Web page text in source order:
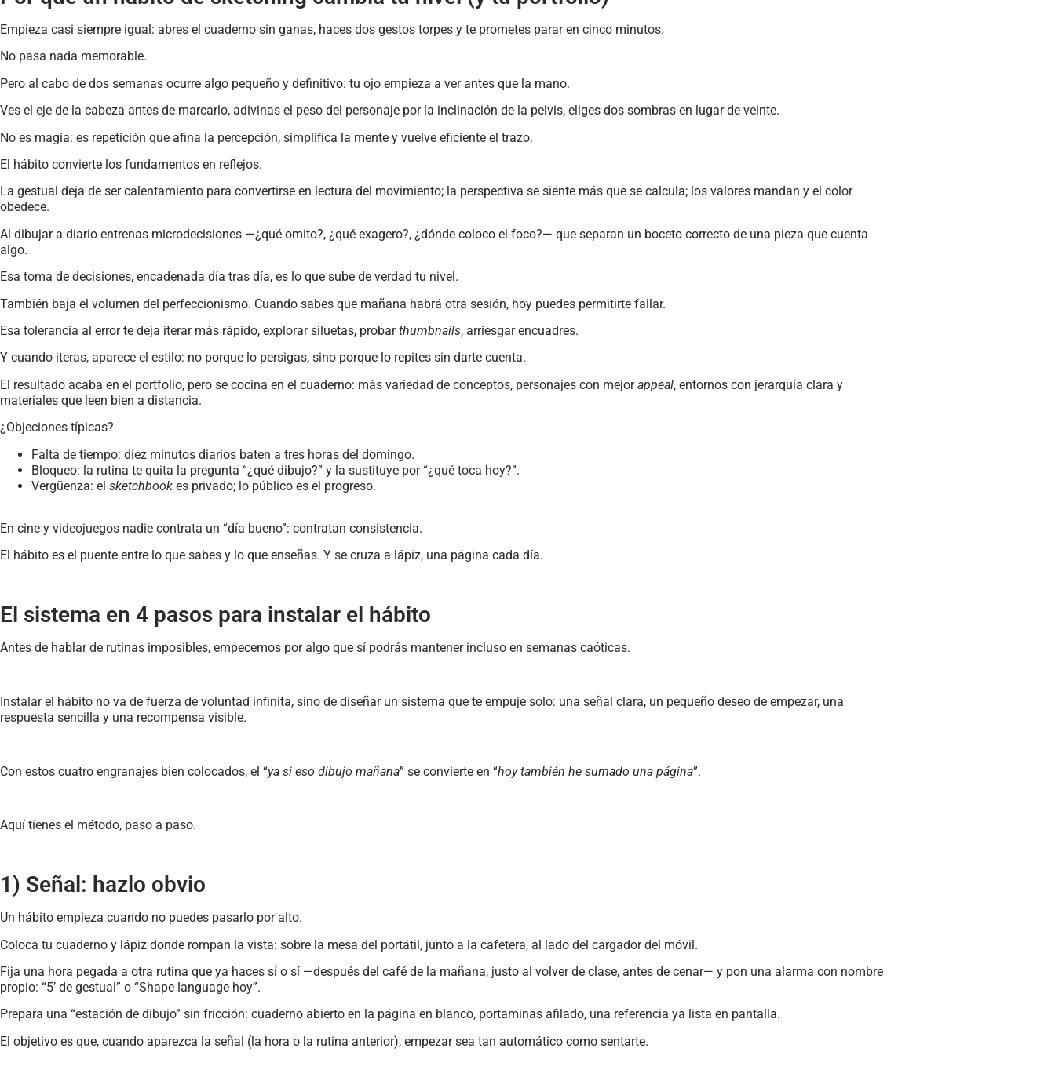
Empieza casi siempre igual: abres el cuaderno sin ganas, haces dos gestos torpes y te prometes parar en cinco minutos.
No pasa nada memorable.
Pero al cabo de dos semanas ocurre algo pequeño y definitivo: tu ojo empieza a ver antes que la mano.
Ves el eje de la cabeza antes de marcarlo, adivinas el peso del personaje por la inclinación de la pelvis, eliges dos sombras en lugar de veinte.
No es magia: es repetición que afina la percepción, simplifica la mente y vuelve eficiente el trazo.
El hábito convierte los fundamentos en reflejos.
La gestual deja de ser calentamiento para convertirse en lectura del movimiento; la perspectiva se siente más que se calcula; los valores mandan y el color
obedece.
Al dibujar a diario entrenas microdecisiones —¿qué omito?, ¿qué exagero?, ¿dónde coloco el foco?— que separan un boceto correcto de una pieza que cuenta
algo.
Esa toma de decisiones, encadenada día tras día, es lo que sube de verdad tu nivel.
También baja el volumen del perfeccionismo. Cuando sabes que mañana habrá otra sesión, hoy puedes permitirte fallar.
Esa tolerancia al error te deja iterar más rápido, explorar siluetas, probarthumbnails, arriesgar encuadres.
Y cuando iteras, aparece el estilo: no porque lo persigas, sino porque lo repites sin darte cuenta.
El resultado acaba en el portfolio, pero se cocina en el cuaderno: más variedad de conceptos, personajes con mejorappeal, entornos con jerarquía clara y
materiales que leen bien a distancia.
¿Objeciones típicas?
Falta de tiempo: diez minutos diarios baten a tres horas del domingo.
Bloqueo: la rutina te quita la pregunta “¿qué dibujo?” y la sustituye por “¿qué toca hoy?”.
Vergüenza: el sketchbook es privado; lo público es el progreso.
En cine y videojuegos nadie contrata un “día bueno”: contratan consistencia.
El hábito es el puente entre lo que sabes y lo que enseñas. Y se cruza a lápiz, una página cada día.
El sistema en 4 pasos para instalar el hábito
Antes de hablar de rutinas imposibles, empecemos por algo que sí podrás mantener incluso en semanas caóticas.
Instalar el hábito no va de fuerza de voluntad infinita, sino de diseñar un sistema que te empuje solo: una señal clara, un pequeño deseo de empezar, una
respuesta sencilla y una recompensa visible.
Con estos cuatro engranajes bien colocados, el “ya si eso dibujo mañana” se convierte en “hoy también he sumado una página”.
Aquí tienes el método, paso a paso.
1) Señal: hazlo obvio
Un hábito empieza cuando no puedes pasarlo por alto.
Coloca tu cuaderno y lápiz donde rompan la vista: sobre la mesa del portátil, junto a la cafetera, al lado del cargador del móvil.
Fija una hora pegada a otra rutina que ya haces sí o sí —después del café de la mañana, justo al volver de clase, antes de cenar— y pon una alarma con nombre
propio: “5’ de gestual” o “Shape language hoy”.
Prepara una “estación de dibujo” sin fricción: cuaderno abierto en la página en blanco, portaminas afilado, una referencia ya lista en pantalla.
El objetivo es que, cuando aparezca la señal (la hora o la rutina anterior), empezar sea tan automático como sentarte.